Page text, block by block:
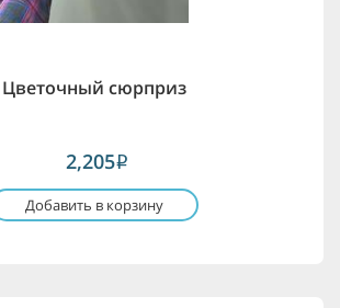
Цветочный сюрприз
2,205i
Добавить в корзину